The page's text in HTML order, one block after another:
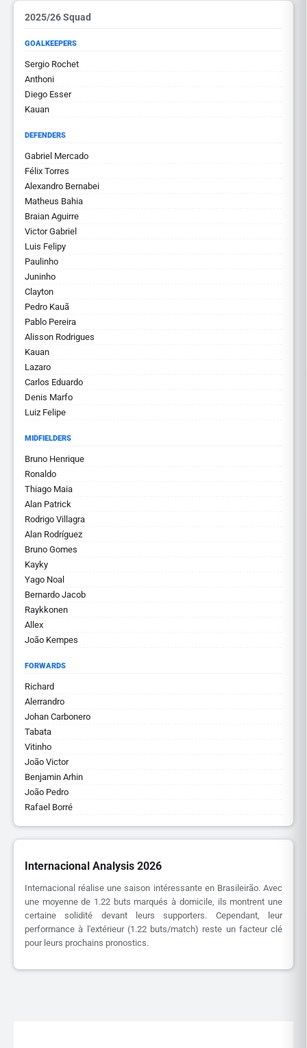
2025/26 Squad
GOALKEEPERS
Sergio Rochet
Anthoni
Diego Esser
Kauan
DEFENDERS
Gabriel Mercado
Félix Torres
Alexandro Bernabei
Matheus Bahia
Braian Aguirre
Victor Gabriel
Luis Felipy
Paulinho
Juninho
Clayton
Pedro Kauã
Pablo Pereira
Alisson Rodrigues
Kauan
Lazaro
Carlos Eduardo
Denis Marfo
Luiz Felipe
MIDFIELDERS
Bruno Henrique
Ronaldo
Thiago Maia
Alan Patrick
Rodrigo Villagra
Alan Rodríguez
Bruno Gomes
Kayky
Yago Noal
Bernardo Jacob
Raykkonen
Allex
João Kempes
FORWARDS
Richard
Alerrandro
Johan Carbonero
Tabata
Vitinho
João Victor
Benjamin Arhin
João Pedro
Rafael Borré
Internacional Analysis 2026
Internacional réalise une saison intéressante en Brasileirão. Avec
une moyenne de 1.22 buts marqués à domicile, ils montrent une
certaine solidité devant leurs supporters. Cependant, leur
performance à l'extérieur (1.22 buts/match) reste un facteur clé
pour leurs prochains pronostics.